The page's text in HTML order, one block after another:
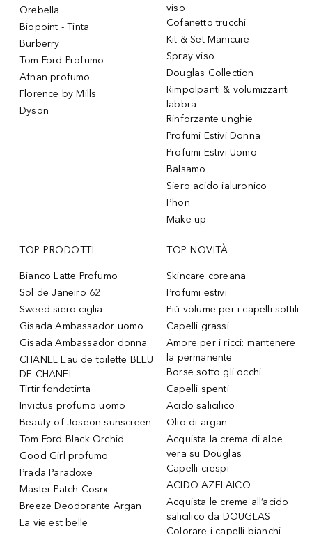
Orebella
Biopoint - Tinta
Burberry
Tom Ford Profumo
Afnan profumo
Florence by Mills
Dyson
viso
Cofanetto trucchi
Kit & Set Manicure
Spray viso
Douglas Collection
Rimpolpanti & volumizzanti
labbra
Rinforzante unghie
Profumi Estivi Donna
Profumi Estivi Uomo
Balsamo
Siero acido ialuronico
Phon
Make up
TOP PRODOTTI
Bianco Latte Profumo
Sol de Janeiro 62
Sweed siero ciglia
Gisada Ambassador uomo
Gisada Ambassador donna
CHANEL Eau de toilette BLEU
DE CHANEL
Tirtir fondotinta
Invictus profumo uomo
Beauty of Joseon sunscreen
Tom Ford Black Orchid
Good Girl profumo
Prada Paradoxe
Master Patch Cosrx
Breeze Deodorante Argan
La vie est belle
TOP NOVITÀ
Skincare coreana
Profumi estivi
Più volume per i capelli sottili
Capelli grassi
Amore per i ricci: mantenere
la permanente
Borse sotto gli occhi
Capelli spenti
Acido salicilico
Olio di argan
Acquista la crema di aloe
vera su Douglas
Capelli crespi
ACIDO AZELAICO
Acquista le creme all’acido
salicilico da DOUGLAS
Colorare i capelli bianchi